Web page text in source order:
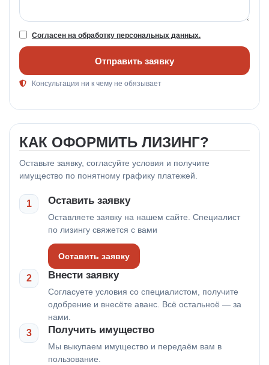
Согласен на обработку персональных данных.
Отправить заявку
Консультация ни к чему не обязывает
КАК ОФОРМИТЬ ЛИЗИНГ?
Оставьте заявку, согласуйте условия и получите
имущество по понятному графику платежей.
1 Оставить заявку
Оставляете заявку на нашем сайте. Специалист
по лизингу свяжется с вами
Оставить заявку
2 Внести заявку
Согласуете условия со специалистом, получите
одобрение и внесёте аванс. Всё остальноё — за
нами.
3 Получить имущество
Мы выкупаем имущество и передаём вам в
пользование.